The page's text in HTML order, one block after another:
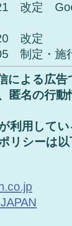
改定
改定
制定・施
による広
匿名の行
利用して
リシーは